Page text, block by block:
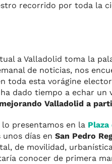
recorrido por toda la
a Valladolid toma la
de noticias, nos
toda esta vorágine
dado tiempo a echar un
Valladolid a
lo presentamos en la
unos días en San Pedro
de movilidad,
conocer de primera